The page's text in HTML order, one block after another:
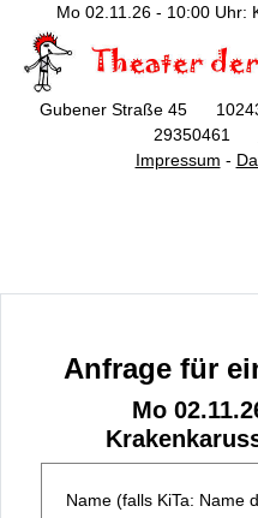
Mo 02.11.26 - 10:00 Uhr:
Gubener Straße 45
29350461
Impressum -
Anfrage für
Mo
Name (falls KiTa: Name